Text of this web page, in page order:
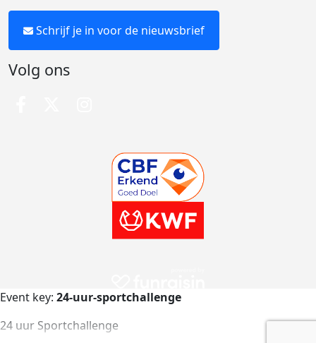
Schrijf je in voor de nieuwsbrief
Volg ons
Event key: 24-uur-sportchallenge
24 uur Sportchallenge